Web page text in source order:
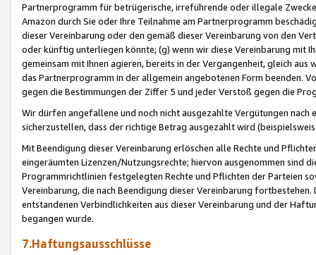
Partnerprogramm für betrügerische, irreführende oder illegale
Amazon durch Sie oder Ihre Teilnahme am Partnerprogramm
dieser Vereinbarung oder den gemäß dieser Vereinbarung von den
oder künftig unterliegen könnte; (g) wenn wir diese Vereinbarung mit
gemeinsam mit Ihnen agieren, bereits in der Vergangenheit, gleich
das Partnerprogramm in der allgemein angebotenen Form beenden.
gegen die Bestimmungen der Ziffer 5 und jeder Verstoß gegen die
Wir dürfen angefallene und noch nicht ausgezahlte Vergütungen
sicherzustellen, dass der richtige Betrag ausgezahlt wird
Mit Beendigung dieser Vereinbarung erlöschen alle Rechte und
eingeräumten Lizenzen/Nutzungsrechte; hiervon ausgenommen sind
Programmrichtlinien festgelegten Rechte und Pflichten der Parteien
Vereinbarung, die nach Beendigung dieser Vereinbarung
entstandenen Verbindlichkeiten aus dieser Vereinbarung und der
begangen wurde.
7.Haftungsausschlüsse